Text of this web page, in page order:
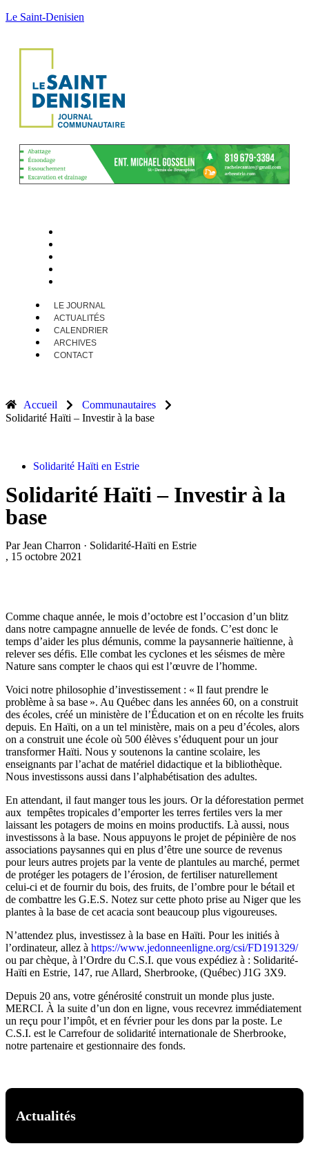
Le Saint-Denisien
LE JOURNAL
ACTUALITÉS
CALENDRIER
ARCHIVES
CONTACT
Accueil
Communautaires
Solidarité Haïti – Investir à la base
Solidarité Haïti en Estrie
Solidarité Haïti – Investir à la
base
Par Jean Charron · Solidarité-Haïti en Estrie
, 15 octobre 2021
Comme chaque année, le mois d’octobre est l’occasion d’un blitz
dans notre campagne annuelle de levée de fonds. C’est donc le
temps d’aider les plus démunis, comme la paysannerie haïtienne, à
relever ses défis. Elle combat les cyclones et les séismes de mère
Nature sans compter le chaos qui est l’œuvre de l’homme.
Voici notre philosophie d’investissement : « Il faut prendre le
problème à sa base ». Au Québec dans les années 60, on a construit
des écoles, créé un ministère de l’Éducation et on en récolte les fruits
depuis. En Haïti, on a un tel ministère, mais on a peu d’écoles, alors
on a construit une école où 500 élèves s’éduquent pour un jour
transformer Haïti. Nous y soutenons la cantine scolaire, les
enseignants par l’achat de matériel didactique et la bibliothèque.
Nous investissons aussi dans l’alphabétisation des adultes.
En attendant, il faut manger tous les jours. Or la déforestation permet
aux tempêtes tropicales d’emporter les terres fertiles vers la mer
laissant les potagers de moins en moins productifs. Là aussi, nous
investissons à la base. Nous appuyons le projet de pépinière de nos
associations paysannes qui en plus d’être une source de revenus
pour leurs autres projets par la vente de plantules au marché, permet
de protéger les potagers de l’érosion, de fertiliser naturellement
celui-ci et de fournir du bois, des fruits, de l’ombre pour le bétail et
de combattre les G.E.S. Notez sur cette photo prise au Niger que les
plantes à la base de cet acacia sont beaucoup plus vigoureuses.
N’attendez plus, investissez à la base en Haïti. Pour les initiés à
l’ordinateur, allez à https://www.jedonneenligne.org/csi/FD191329/
ou par chèque, à l’Ordre du C.S.I. que vous expédiez à : Solidarité-
Haïti en Estrie, 147, rue Allard, Sherbrooke, (Québec) J1G 3X9.
Depuis 20 ans, votre générosité construit un monde plus juste.
MERCI. À la suite d’un don en ligne, vous recevrez immédiatement
un reçu pour l’impôt, et en février pour les dons par la poste. Le
C.S.I. est le Carrefour de solidarité internationale de Sherbrooke,
notre partenaire et gestionnaire des fonds.
Actualités